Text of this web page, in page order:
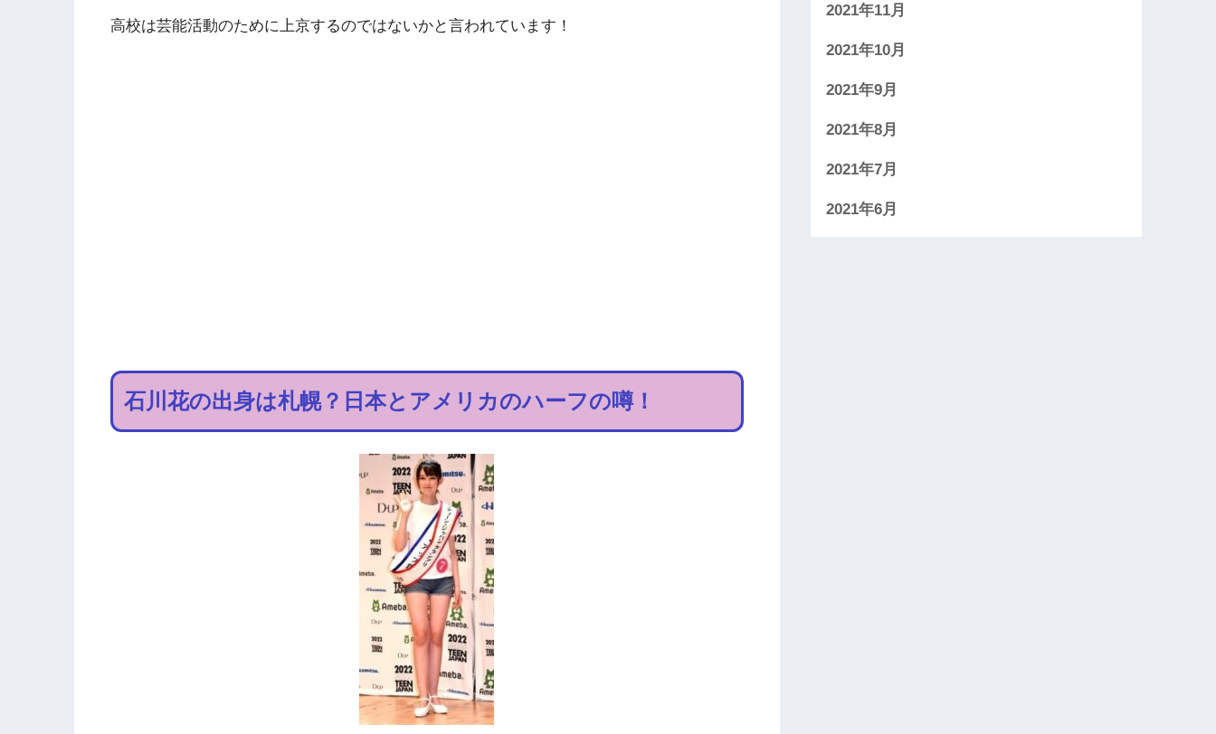
高校は芸能活動のために上京するのではないかと言われています！
石川花の出身は札幌？日本とアメリカのハーフの噂！
2021年11月
2021年10月
2021年9月
2021年8月
2021年7月
2021年6月